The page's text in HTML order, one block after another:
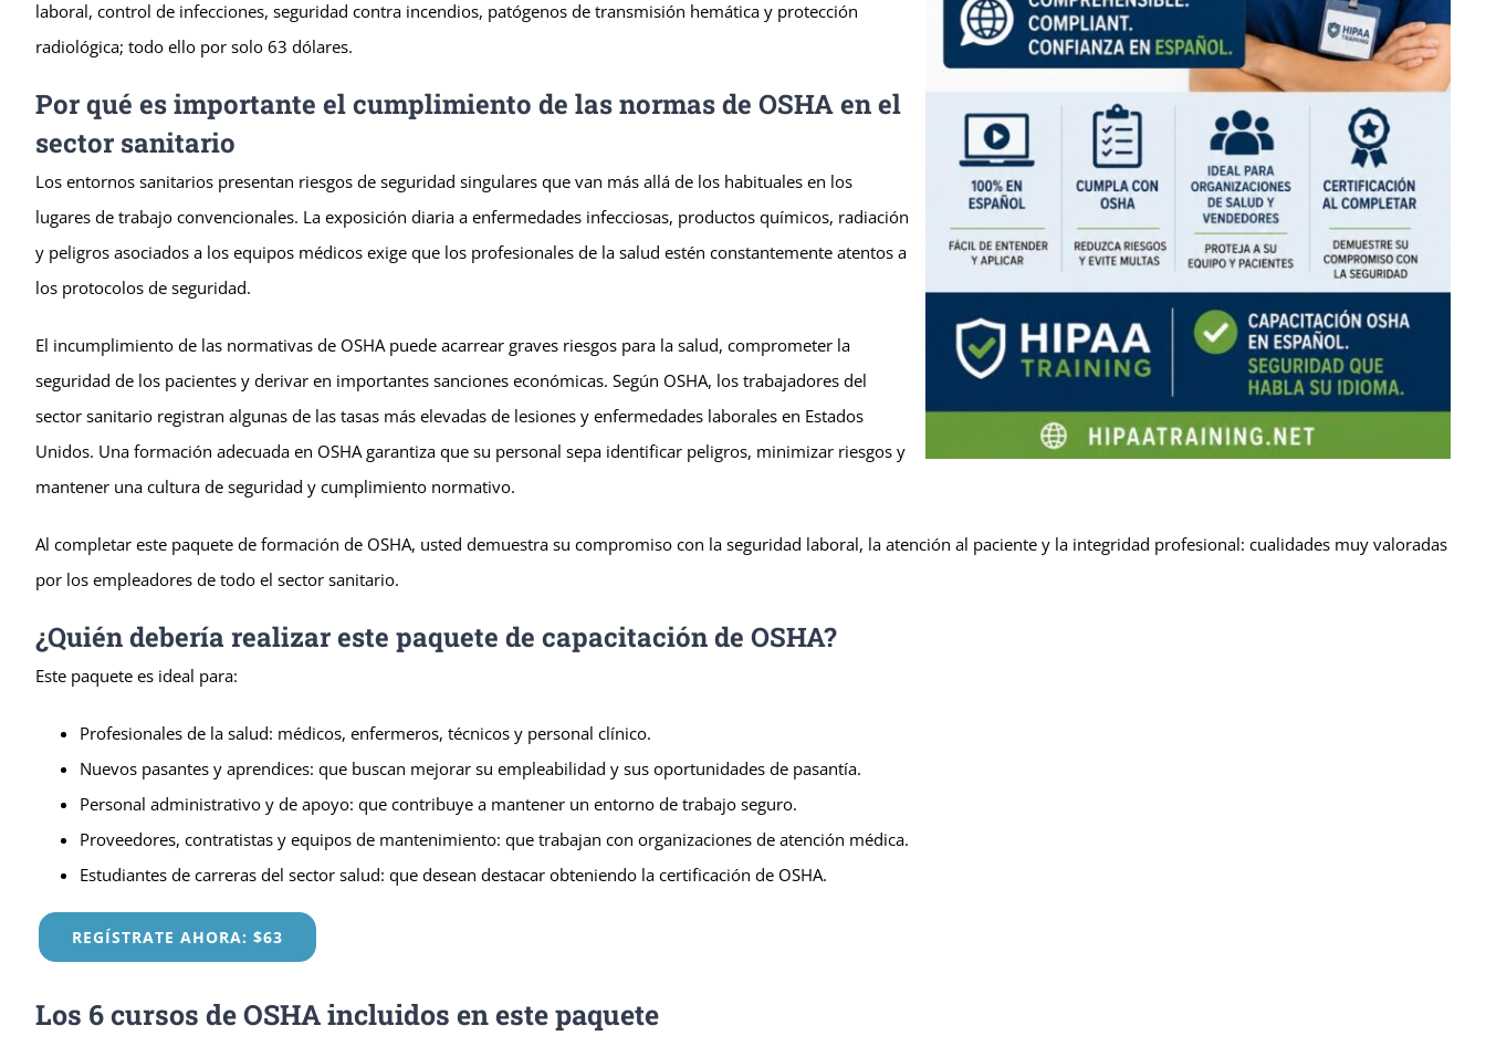
laboral, control de infecciones, seguridad contra incendios, patógenos de transmisión hemática y protección
radiológica; todo ello por solo 63 dólares.
Por qué es importante el cumplimiento de las normas de OSHA en el
sector sanitario
Los entornos sanitarios presentan riesgos de seguridad singulares que van más allá de los habituales en los
lugares de trabajo convencionales. La exposición diaria a enfermedades infecciosas, productos químicos, radiación
y peligros asociados a los equipos médicos exige que los profesionales de la salud estén constantemente atentos a
los protocolos de seguridad.
El incumplimiento de las normativas de OSHA puede acarrear graves riesgos para la salud, comprometer la
seguridad de los pacientes y derivar en importantes sanciones económicas. Según OSHA, los trabajadores del
sector sanitario registran algunas de las tasas más elevadas de lesiones y enfermedades laborales en Estados
Unidos. Una formación adecuada en OSHA garantiza que su personal sepa identificar peligros, minimizar riesgos y
mantener una cultura de seguridad y cumplimiento normativo.
Al completar este paquete de formación de OSHA, usted demuestra su compromiso con la seguridad laboral, la atención al paciente y la integridad profesional: cualidades muy valoradas
por los empleadores de todo el sector sanitario.
¿Quién debería realizar este paquete de capacitación de OSHA?
Este paquete es ideal para:
Profesionales de la salud: médicos, enfermeros, técnicos y personal clínico.
Nuevos pasantes y aprendices: que buscan mejorar su empleabilidad y sus oportunidades de pasantía.
Personal administrativo y de apoyo: que contribuye a mantener un entorno de trabajo seguro.
Proveedores, contratistas y equipos de mantenimiento: que trabajan con organizaciones de atención médica.
Estudiantes de carreras del sector salud: que desean destacar obteniendo la certificación de OSHA.
REGÍSTRATE AHORA: $63
Los 6 cursos de OSHA incluidos en este paquete